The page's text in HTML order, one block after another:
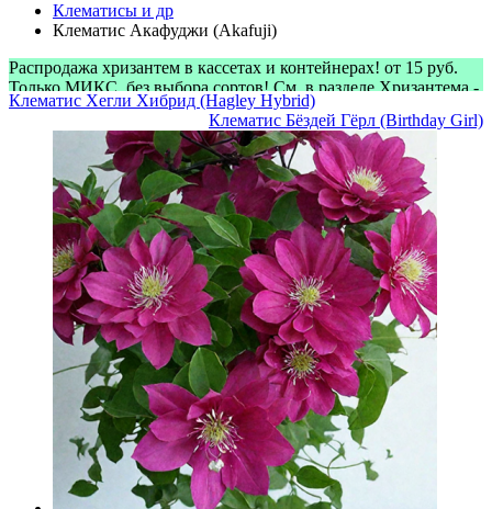
Клематисы и др
Клематис Акафуджи (Akafuji)
Распродажа хризантем в кассетах и контейнерах! от 15 руб.
Только МИКС, без выбора сортов! См. в разделе Хризантема -
> Микс-наборы
Клематис Хегли Хибрид (Hagley Hybrid)
Клематис Бёздей Гёрл (Birthday Girl)